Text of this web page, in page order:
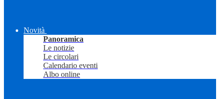
Novità
Panoramica
Le notizie
Le circolari
Calendario eventi
Albo online